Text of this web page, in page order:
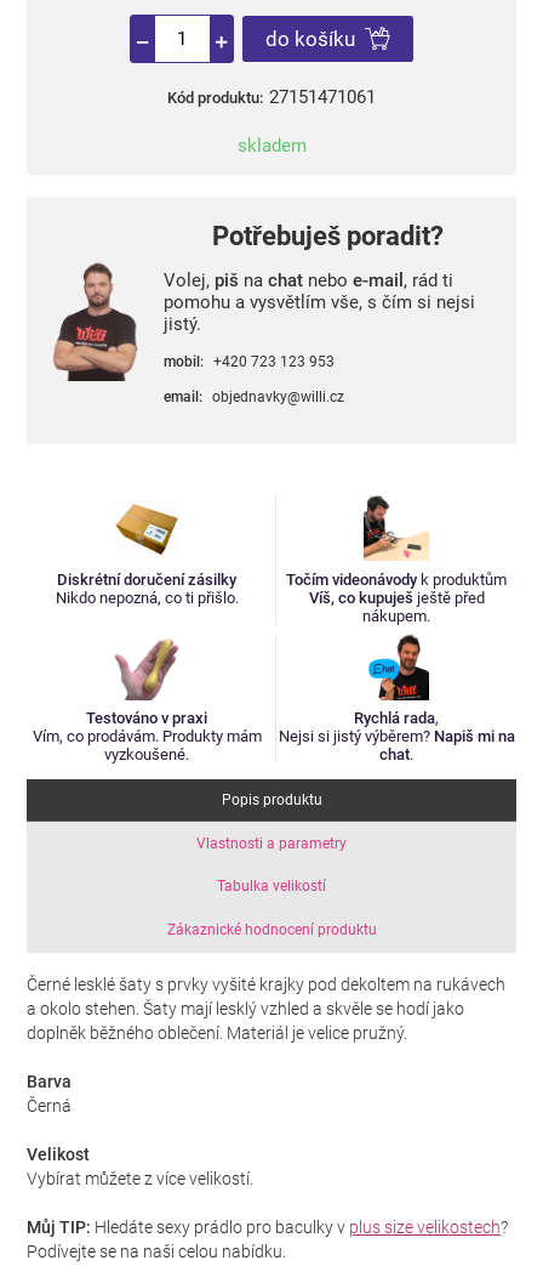
do košíku
Kód produktu: 27151471061
skladem
Potřebuješ poradit?
Volej, piš na chatnebo e-mail , rád ti
pomohu a vysvětlím vše, s čím si nejsi
jistý.
mobil: +420 723 123 953
email: objednavky@willi.cz
Diskrétní doručení zásilky
Nikdo nepozná, co ti přišlo.
Točím videonávody k produktům
Víš, co kupuješ ještě před
nákupem.
Testováno v praxi
Vím, co prodávám. Produkty mám
vyzkoušené.
Rychlá rada,
Nejsi si jistý výběrem? Napiš mi na
chat.
Popis produktu
Vlastnosti a parametry
Tabulka velikostí
Zákaznické hodnocení produktu
Černé lesklé šaty s prvky vyšité krajky pod dekoltem na rukávech
a okolo stehen. Šaty mají lesklý vzhled a skvěle se hodí jako
doplněk běžného oblečení. Materiál je velice pružný.
Barva
Černá
Velikost
Vybírat můžete z více velikostí.
Můj TIP: Hledáte sexy prádlo pro baculky v plus size velikostech?
Podívejte se na naši celou nabídku.